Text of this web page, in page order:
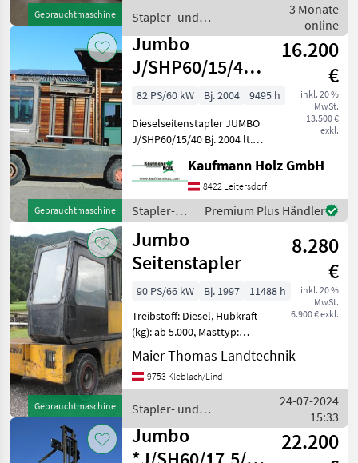
Gebrauchtmaschine
Stapler- und
Lagertechnik / Jumbo
3 Monate
online
Gebrauchtmaschine
Jumbo
J/SHP60/15/40
Dieselseitenstapler
6 Tonnen Hubkr
16.200
€
inkl. 20 %
MwSt.
13.500 €
exkl.
82 PS/60 kW Bj. 2004
9495 h
Dieselseitenstapler JUMBO
J/SHP60/15/40 Bj. 2004 lt.
Perkins Motor 6 Tonnen
Hubkraft 4 Meter Hubhöhe
2, 90 Meter Bauhöhe 1, 50
Meter Ga
Kaufmann Holz GmbH
8422 Leitersdorf
Stapler-
und
Lagertechnik
/ Jumbo
Premium Plus Händler
Gebrauchtmaschine
Jumbo
Seitenstapler
8.280
€
inkl. 20 %
MwSt.
6.900 € exkl.
90 PS/66 kW Bj. 1997
11488 h
Treibstoff: Diesel, Hubkraft
(kg): ab 5.000, Masttyp:
Standard, Stapler-Bauart:
Vierwege-/Seitenstapler,
Kabine Stapler- und
Maier Thomas Landtechnik
9753 Kleblach/Lind
Stapler- und
Lagertechnik / Jumbo
24-07-2024
15:33
Jumbo
22.200